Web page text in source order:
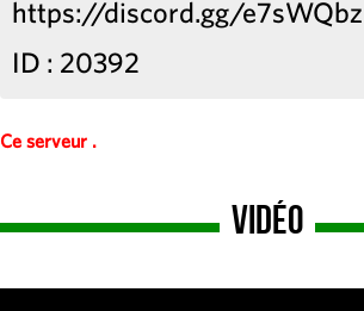
https://discord.gg/e7sWQbz
ID : 20392
Ce serveur .
Vidéo